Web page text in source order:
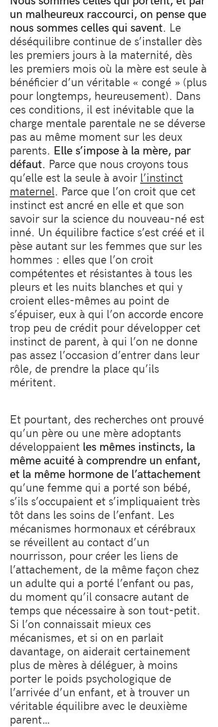
un malheureux raccourci, on pense que
nous sommes celles qui savent. Le
déséquilibre continue de s’installer dès
les premiers jours à la maternité, dès
les premiers mois où la mère est seule à
bénéficier d’un véritable « congé » (plus
pour longtemps, heureusement). Dans
ces conditions, il est inévitable que la
charge mentale parentale ne se déverse
pas au même moment sur les deux
parents. Elle s’impose à la mère, par
défaut. Parce que nous croyons tous
qu’elle est la seule à avoir l’instinct
maternel. Parce que l’on croit que cet
instinct est ancré en elle et que son
savoir sur la science du nouveau-né est
inné. Un équilibre factice s’est créé et il
pèse autant sur les femmes que sur les
hommes : elles que l’on croit
compétentes et résistantes à tous les
pleurs et les nuits blanches et qui y
croient elles-mêmes au point de
s’épuiser, eux à qui l’on accorde encore
trop peu de crédit pour développer cet
instinct de parent, à qui l’on ne donne
pas assez l’occasion d’entrer dans leur
rôle, de prendre la place qu’ils
méritent.
Et pourtant, des recherches ont prouvé
qu’un père ou une mère adoptants
développaient les mêmes instincts, la
même acuité à comprendre un enfant,
et la même hormone de l’attachement
qu’une femme qui a porté son bébé,
s’ils s’occupaient et s’impliquaient très
tôt dans les soins de l’enfant. Les
mécanismes hormonaux et cérébraux
se réveillent au contact d’un
nourrisson, pour créer les liens de
l’attachement, de la même façon chez
un adulte qui a porté l’enfant ou pas,
du moment qu’il consacre autant de
temps que nécessaire à son tout-petit.
Si l’on connaissait mieux ces
mécanismes, et si on en parlait
davantage, on aiderait certainement
plus de mères à déléguer, à moins
porter le poids psychologique de
l’arrivée d’un enfant, et à trouver un
véritable équilibre avec le deuxième
parent…